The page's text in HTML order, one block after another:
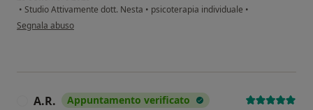
• Studio Attivamente dott. Nesta • psicoterapia individuale •
secondo l'opinione dell'utente IB
Segnala abuso
A.R. Appuntamento verificato